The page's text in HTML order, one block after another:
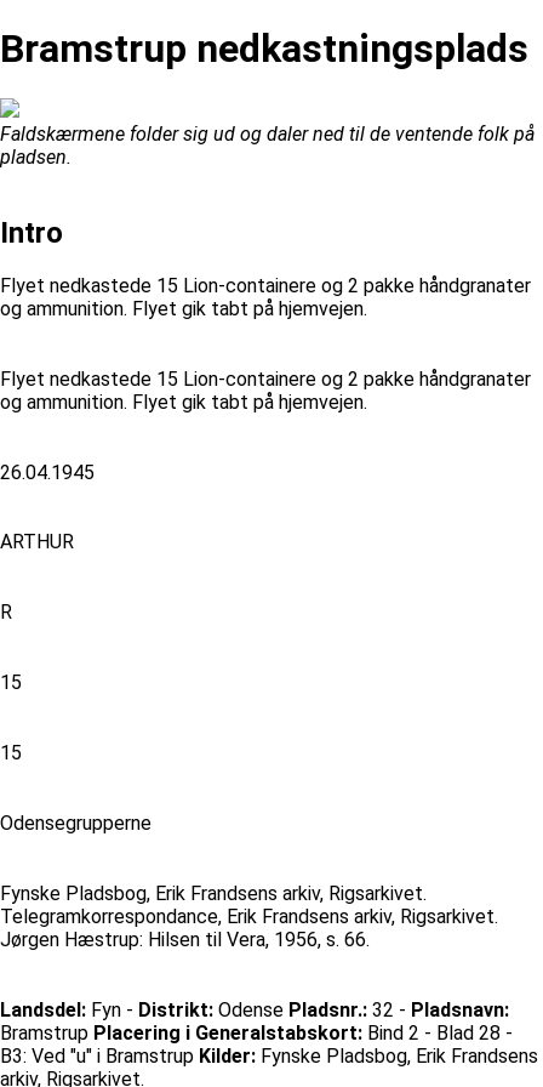
Bramstrup nedkastningsplads
Faldskærmene folder sig ud og daler ned til de ventende folk på
pladsen.
Intro
Flyet nedkastede 15 Lion-containere og 2 pakke håndgranater
og ammunition. Flyet gik tabt på hjemvejen.
Flyet nedkastede 15 Lion-containere og 2 pakke håndgranater
og ammunition. Flyet gik tabt på hjemvejen.
26.04.1945
ARTHUR
R
15
15
Odensegrupperne
Fynske Pladsbog, Erik Frandsens arkiv, Rigsarkivet.
Telegramkorrespondance, Erik Frandsens arkiv, Rigsarkivet.
Jørgen Hæstrup: Hilsen til Vera, 1956, s. 66.
Landsdel: Fyn - Distrikt: Odense Pladsnr.: 32 - Pladsnavn:
Bramstrup Placering i Generalstabskort: Bind 2 - Blad 28 -
B3: Ved "u" i Bramstrup Kilder: Fynske Pladsbog, Erik Frandsens
arkiv, Rigsarkivet.